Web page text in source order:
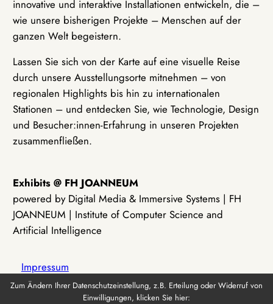
innovative und interaktive Installationen entwickeln, die –
wie unsere bisherigen Projekte – Menschen auf der
ganzen Welt begeistern.
Lassen Sie sich von der Karte auf eine visuelle Reise
durch unsere Ausstellungsorte mitnehmen – von
regionalen Highlights bis hin zu internationalen
Stationen – und entdecken Sie, wie Technologie, Design
und Besucher:innen-Erfahrung in unseren Projekten
zusammenfließen.
Exhibits @ FH JOANNEUM
powered by Digital Media & Immersive Systems | FH
JOANNEUM | Institute of Computer Science and
Artificial Intelligence
Impressum
Zum Ändern Ihrer Datenschutzeinstellung, z.B. Erteilung oder Widerruf von
Einwilligungen, klicken Sie hier: